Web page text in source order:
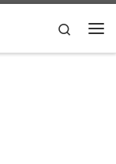
Search